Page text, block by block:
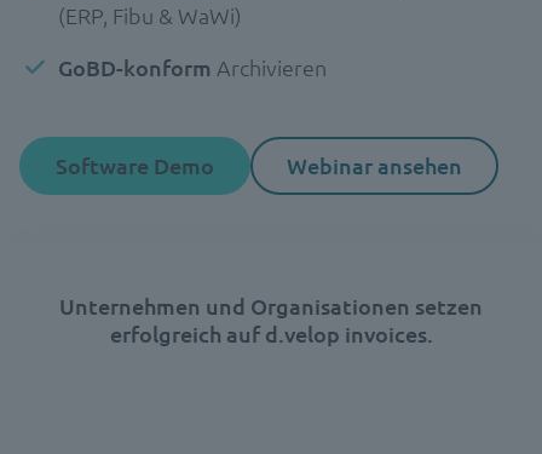
(ERP, Fibu & WaWi)
GoBD-konform Archivieren
Software Demo Webinar ansehen
Unternehmen und Organisationen setzen
erfolgreich auf d.velop invoices.